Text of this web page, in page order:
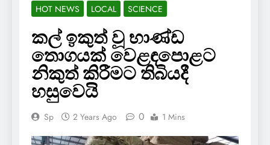
HOT NEWS
LOCAL SCIENCE
කල් ඉකුත් වූ භාණ්ඩ
තොගයක් වෙළඳපොළට
නිකුත් කිරීමට තිබියදී
හසුවෙයි
Sp 2 Years Ago 0 1 Mins